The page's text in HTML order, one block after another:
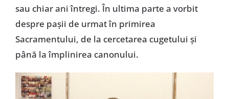
sau chiar ani întregi. În ultima parte a vorbit
despre paşii de urmat în primirea
Sacramentului, de la cercetarea cugetului şi
până la împlinirea canonului.